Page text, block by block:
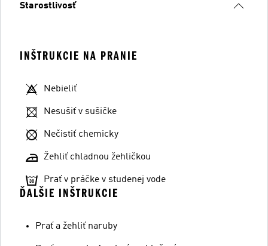
Starostlivosť
INŠTRUKCIE NA PRANIE
Nebieliť
Nesušiť v sušičke
Nečistiť chemicky
Žehliť chladnou žehličkou
Prať v práčke v studenej vode
ĎALŠIE INŠTRUKCIE
Prať a žehliť naruby